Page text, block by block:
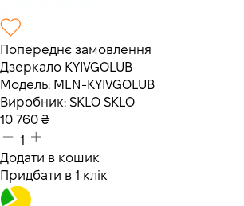
Попереднє замовлення
Дзеркало KYIVGOLUB
Модель: MLN-KYIVGOLUB
Виробник: SKLO SKLO
10 760 ₴
1
Додати в кошик
Придбати в 1 клік